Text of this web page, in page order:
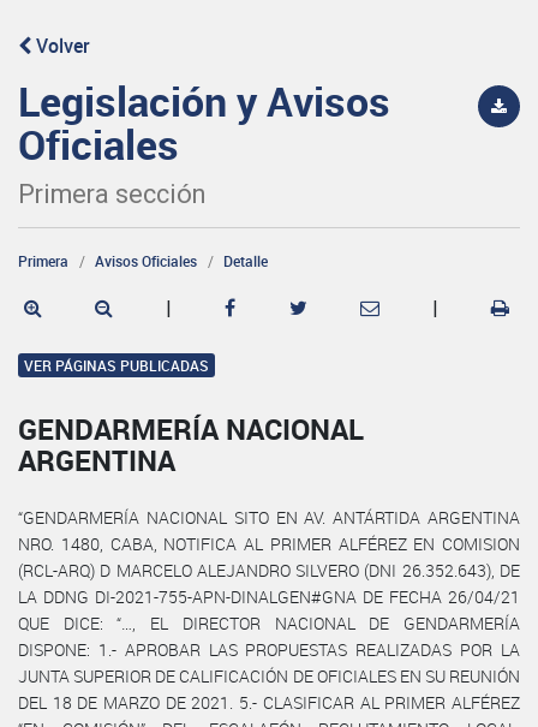
Volver
Legislación y Avisos
Oficiales
Primera sección
Primera Avisos Oficiales Detalle
| |
VER PÁGINAS PUBLICADAS
GENDARMERÍA NACIONAL
ARGENTINA
“GENDARMERÍA NACIONAL SITO EN AV. ANTÁRTIDA ARGENTINA
NRO. 1480, CABA, NOTIFICA AL PRIMER ALFÉREZ EN COMISION
(RCL-ARQ) D MARCELO ALEJANDRO SILVERO (DNI 26.352.643), DE
LA DDNG DI-2021-755-APN-DINALGEN#GNA DE FECHA 26/04/21
QUE DICE: “…, EL DIRECTOR NACIONAL DE GENDARMERÍA
DISPONE: 1.- APROBAR LAS PROPUESTAS REALIZADAS POR LA
JUNTA SUPERIOR DE CALIFICACIÓN DE OFICIALES EN SU REUNIÓN
DEL 18 DE MARZO DE 2021. 5.- CLASIFICAR AL PRIMER ALFÉREZ